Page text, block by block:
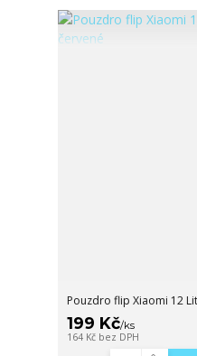
Pouzdro flip Xiaomi 12
199 Kč/ks
164 Kč bez DPH